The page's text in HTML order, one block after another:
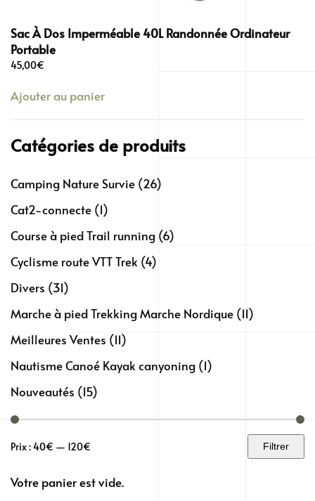
Sac À Dos Imperméable 40L Randonnée Ordinateur
Portable
45,00€
Ajouter au panier
Catégories de produits
Camping Nature Survie (26)
Cat2-connecte (1)
Course à pied Trail running (6)
Cyclisme route VTT Trek (4)
Divers (31)
Marche à pied Trekking Marche Nordique (11)
Meilleures Ventes (11)
Nautisme Canoé Kayak canyoning (1)
Nouveautés (15)
Prix
min
Prix
max
Filtrer
Prix :40€ — 120€
Votre panier est vide.